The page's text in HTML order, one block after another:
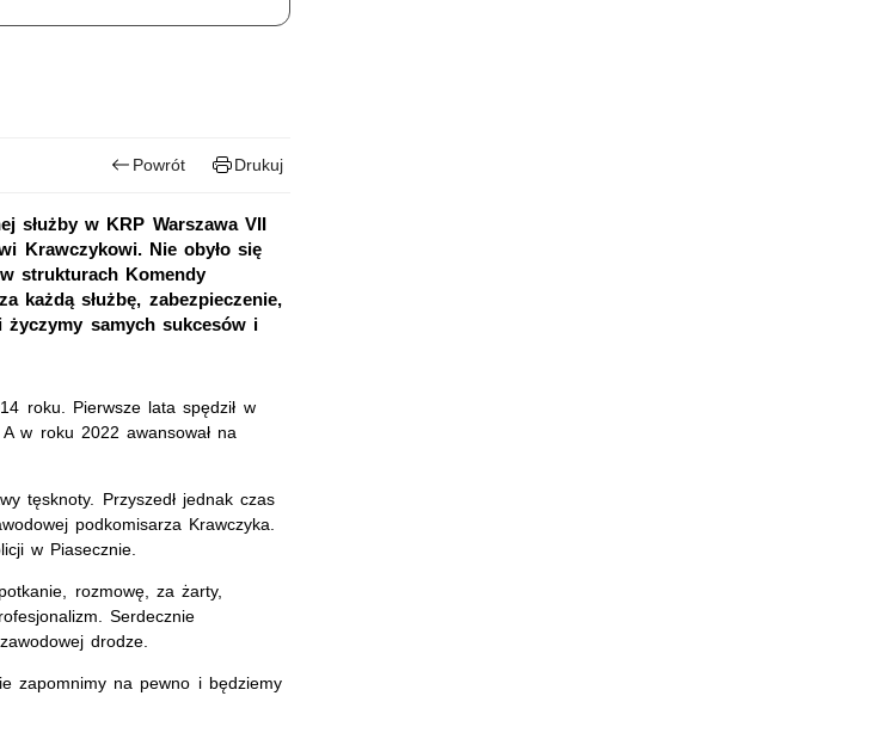
Powrót Drukuj
służby w KRP Warszawa VII
Krawczykowi. Nie obyło się
strukturach Komendy
każdą służbę, zabezpieczenie,
samych sukcesów i
roku. Pierwsze lata spędził w
w roku 2022 awansował na
tęsknoty. Przyszedł jednak czas
podkomisarza Krawczyka.
w Piasecznie.
rozmowę, za żarty,
Serdecznie
drodze.
zapomnimy na pewno i będziemy